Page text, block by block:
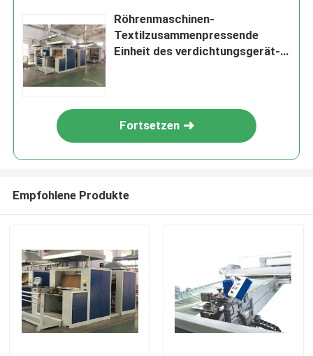
Röhrenmaschinen-
Textilzusammenpressende
Einheit des verdichtungsgerät-
Fortsetzen
Empfohlene Produkte